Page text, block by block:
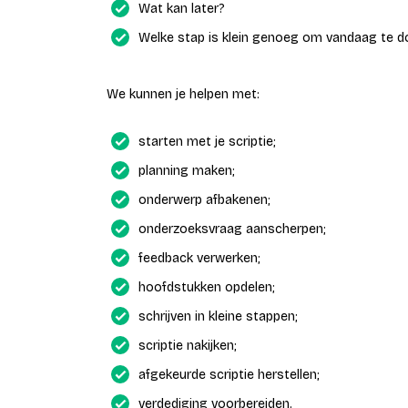
Wat kan later?
Welke stap is klein genoeg om vandaag te
We kunnen je helpen met:
starten met je scriptie;
planning maken;
onderwerp afbakenen;
onderzoeksvraag aanscherpen;
feedback verwerken;
hoofdstukken opdelen;
schrijven in kleine stappen;
scriptie nakijken;
afgekeurde scriptie herstellen;
verdediging voorbereiden.